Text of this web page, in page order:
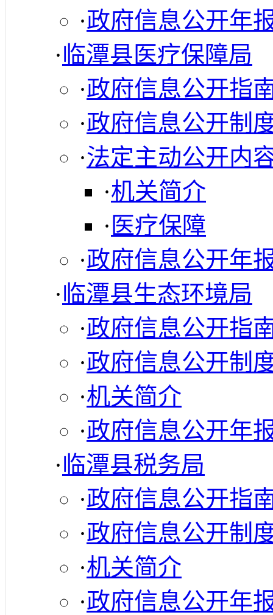
·政府信息公开年
·临潭县医疗保障局
·政府信息公开指
·政府信息公开制
·法定主动公开内
·机关简介
· 医疗保障
·政府信息公开年
·临潭县生态环境局
·政府信息公开指
·政府信息公开制
·机关简介
·政府信息公开年
·临潭县税务局
·政府信息公开指
·政府信息公开制
·机关简介
·政府信息公开年